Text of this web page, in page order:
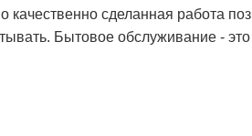
сделанная работа
Бытовое обслуживание - это